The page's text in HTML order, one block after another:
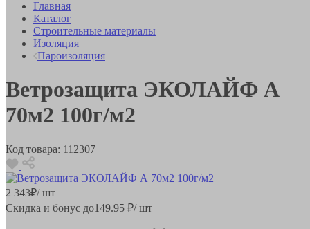
Главная
Каталог
Строительные материалы
Изоляция
Пароизоляция
Ветрозащита ЭКОЛАЙФ А
70м2 100г/м2
Код товара: 112307
2 343₽/ шт
Скидка и бонус до149.95 ₽/ шт